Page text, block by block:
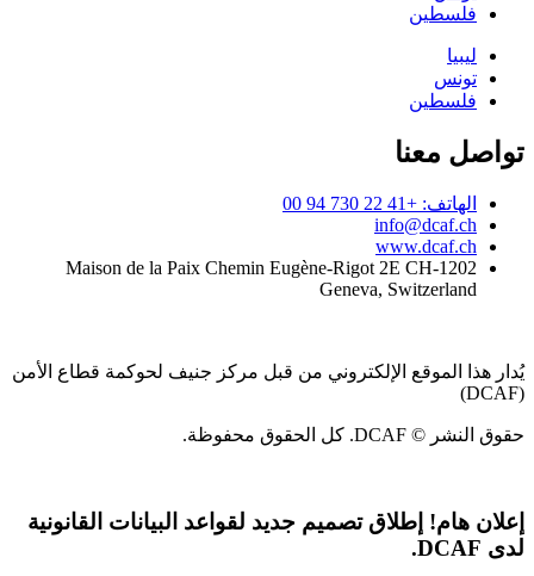
فلسطين
ليبيا
تونس
فلسطين
تواصل معنا
الهاتف: +41 22 730 94 00
info@dcaf.ch
www.dcaf.ch
Maison de la Paix Chemin Eugène-Rigot 2E CH-1202
Geneva, Switzerland
يُدار هذا الموقع الإلكتروني من قبل مركز جنيف لحوكمة قطاع الأمن
(DCAF)
حقوق النشر © DCAF. كل الحقوق محفوظة.
إعلان هام! إطلاق تصميم جديد لقواعد البيانات القانونية
لدى DCAF.